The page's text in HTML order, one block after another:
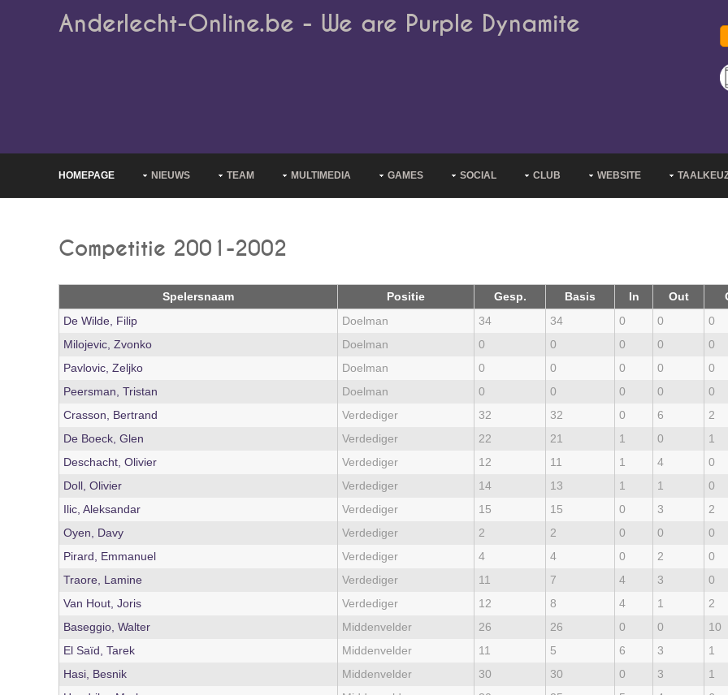
Anderlecht-Online.be - We are Purple Dynamite
HOMEPAGE NIEUWS TEAM MULTIMEDIA GAMES SOCIAL CLUB WEBSITE
Competitie 2001-2002
Spelersnaam Positie Gesp. Basis In Out
De Wilde, Filip
Doelman 34 34 0 0
0
Milojevic, Zvonko
Doelman 0 0 0 0
0
Pavlovic, Zeljko
Doelman 0 0 0 0
0
Peersman, Tristan
Doelman 0 0 0 0
0
Crasson, Bertrand
Verdediger 32 32 0 6
2
De Boeck, Glen
Verdediger 22 21 1 0
1
Deschacht, Olivier
Verdediger 12 11 1 4
0
Doll, Olivier
Verdediger 14 13 1 1
0
Ilic, Aleksandar
Verdediger 15 15 0 3
2
Oyen, Davy
Verdediger 2 2 0 0
0
Pirard, Emmanuel
Verdediger 4 4 0 2
0
Traore, Lamine
Verdediger 11 7 4 3
0
Van Hout, Joris
Verdediger 12 8 4 1
2
Baseggio, Walter
Middenvelder 26 26 0 0
10
El Saïd, Tarek
Middenvelder 11 5 6 3
1
Hasi, Besnik
Middenvelder 30 30 0 3
1